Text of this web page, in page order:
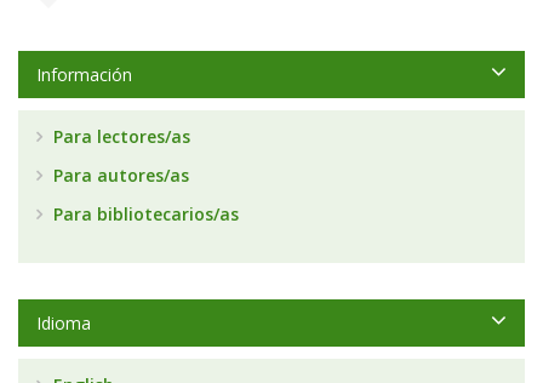
Información
Para lectores/as
Para autores/as
Para bibliotecarios/as
Idioma